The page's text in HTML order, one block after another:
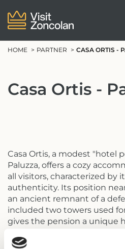
HOME PARTNER CASA ORTIS -
Casa Ortis -
Casa Ortis, a modest "hotel
Paluzza, offers a cozy
all visitors, characterized by
authenticity. Its position
an ancient remnant of a
included two towers used
gives the pension a unique
In Paluzza and its